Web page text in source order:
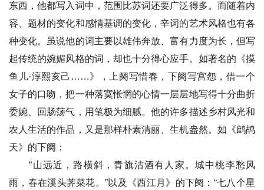
东西，他都写入词中，范围比苏词还要广泛得多。而随着内
容、题材的变化和感情基调的变化，辛词的艺术风格也有各
种变化。虽说他的词主要以雄伟奔放、富有力度为长，但写
起传统的婉媚风格的词，却也十分得心应手。如著名的《摸
鱼儿·淳熙亥己……》，上阕写惜春，下阕写宫怨，借一个
女子的口吻，把一种落寞怅惘的心情一层层地写得十分曲折
委婉、回肠荡气，用笔极为细腻。他的许多描述乡村风光和
农人生活的作品，又是那样朴素清丽、生机盎然。如《鹧鸪
天》的下阕：
“山远近，路横斜，青旗沽酒有人家。城中桃李愁风
雨，春在溪头荠菜花。”以及《西江月》的下阕：“七八个星